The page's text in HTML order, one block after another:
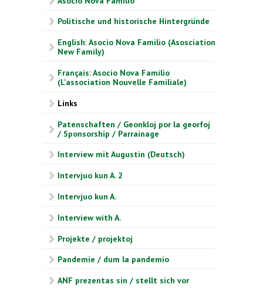
Politische und historische Hintergründe
English: Asocio Nova Familio (Asosciation
New Family)
Français: Asocio Nova Familio
(L'association Nouvelle Familiale)
Links
Patenschaften / Geonkloj por la georfoj
/ Sponsorship / Parrainage
Interview mit Augustin (Deutsch)
Intervjuo kun A. 2
Intervjuo kun A.
Interview with A.
Projekte / projektoj
Pandemie / dum la pandemio
ANF prezentas sin / stellt sich vor